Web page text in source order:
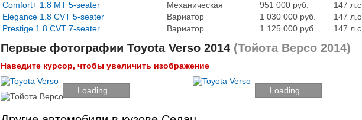
Comfort+ 1.8 MT 5-seater
Механическая 951 000 руб.
147 л.с.
Elegance 1.8 CVT 5-seater
Вариатор 1 030 000 руб.
147 л.с.
Prestige 1.8 CVT 7-seater
Вариатор 1 125 000 руб. 147 л.с.
Первые фотографии Toyota Verso 2014(Тойота Версо 2014)
Наведите курсор, чтобы увеличить изображение
Loading... Loading...